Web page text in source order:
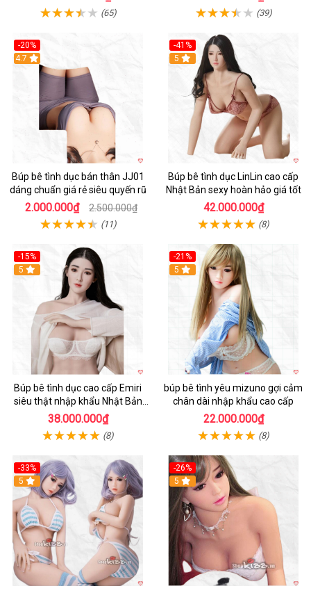
(65) (39)
-20%
Hot
4.7
Búp bê tình dục bán thân JJ01
dáng chuẩn giá rẻ siêu quyến rũ
2.000.000₫ 2.500.000₫
(11)
-41%
5
Búp bê tình dục LinLin cao cấp
Nhật Bản sexy hoàn hảo giá tốt
42.000.000₫
(8)
-15%
5
Búp bê tình dục cao cấp Emiri
siêu thật nhập khẩu Nhật Bản
giá tốt
38.000.000₫
(8)
-21%
5
búp bê tình yêu mizuno gợi cảm
chân dài nhập khẩu cao cấp
22.000.000₫
(8)
-33%
Hot
5
-26%
Hot
5